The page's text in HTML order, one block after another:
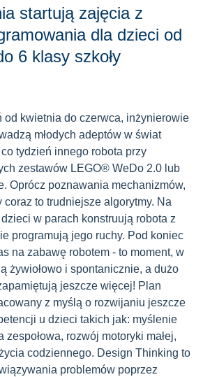
startują zajęcia z
dla dzieci od
6 klasy szkoły
od kwietnia do czerwca, inżynierowie
młodych adeptów w świat
tydzień innego robota przy
zestawów LEGO® WeDo 2.0 lub
Oprócz poznawania mechanizmów,
to trudniejsze algorytmy. Na
w parach konstruują robota z
programują jego ruchy. Pod koniec
na zabawę robotem - to moment, w
żywiołowo i spontanicznie, a dużo
jeszcze więcej! Plan
z myślą o rozwijaniu jeszcze
u dzieci takich jak: myślenie
zespołowa, rozwój motoryki małej,
codziennego. Design Thinking to
problemów poprzez